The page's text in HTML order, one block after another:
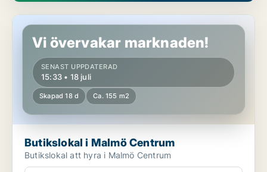
Butikslokal i Malmö Centrum
Vi övervakar marknaden!
SENAST UPPDATERAD
15:33 • 18 juli
Skapad 18 d Ca. 155 m2
Butikslokal i Malmö Centrum
Butikslokal att hyra i Malmö Centrum